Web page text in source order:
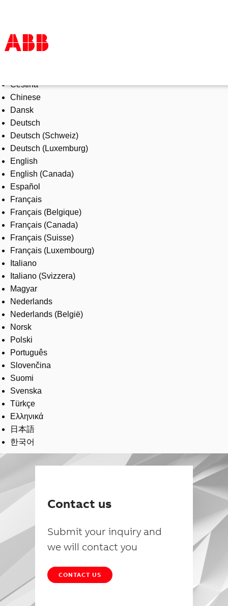
Products & Solutions
Industries
Services
About us
Where to buy
Contact us
Careers
Čeština
Chinese
Dansk
Deutsch
Deutsch (Schweiz)
Deutsch (Luxemburg)
English
English (Canada)
Español
Français
Français (Belgique)
Français (Canada)
Français (Suisse)
Français (Luxembourg)
Italiano
Italiano (Svizzera)
Magyar
Nederlands
Nederlands (België)
Norsk
Polski
Português
Slovenčina
Suomi
Svenska
Türkçe
Ελληνικά
日本語
한국어
Contact us
Submit your inquiry and
we will contact you
CONTACT US